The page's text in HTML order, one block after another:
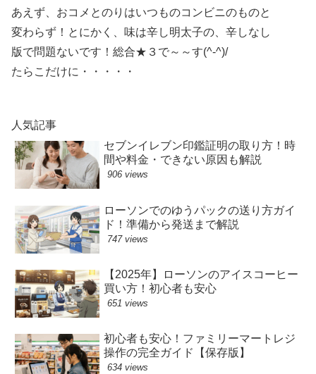
あえず、おコメとのりはいつものコンビニのものと
変わらず！とにかく、味は辛し明太子の、辛しなし
版で問題ないです！総合★３で～～す(^-^)/
たらこだけに・・・・・
人気記事
セブンイレブン印鑑証明の取り方！時
間や料金・できない原因も解説
906 views
ローソンでのゆうパックの送り方ガイ
ド！準備から発送まで解説
747 views
【2025年】ローソンのアイスコーヒー
買い方！初心者も安心
651 views
初心者も安心！ファミリーマートレジ
操作の完全ガイド【保存版】
634 views